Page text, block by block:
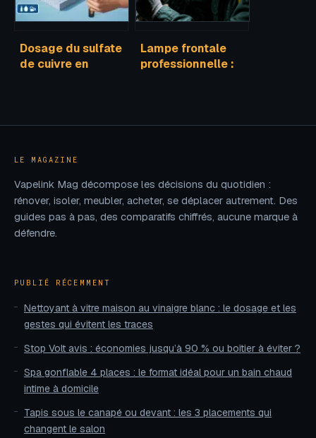
Dosage du sulfate
de cuivre en
d’usage
Lampe frontale
professionnelle :
interventions
LE MAGAZINE
Vapelink Mag décompose les décisions du quotidien :
rénover, isoler, meubler, acheter, se déplacer autrement. Des
guides pas à pas, des comparatifs chiffrés, aucune marque à
défendre.
PUBLIÉ RÉCEMMENT
Nettoyant à vitre maison au vinaigre blanc : le dosage et les
gestes qui évitent les traces
Stop Volt avis : économies jusqu’à 90 % ou boîtier à éviter ?
Spa gonflable 4 places : le format idéal pour un bain chaud
intime à domicile
Tapis sous le canapé ou devant : les 3 placements qui
changent le salon